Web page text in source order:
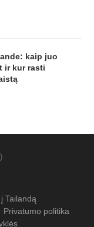
kaip juo
ir kur rasti
Tailandą
Privatumo politika